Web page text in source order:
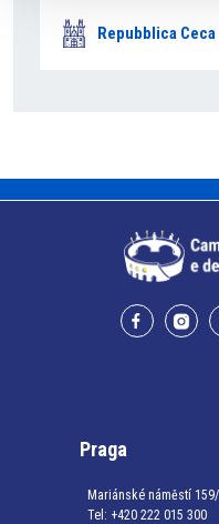
Repubblica Ceca
Praga
Mariánské náměstí
Tel: +420 222 015 300